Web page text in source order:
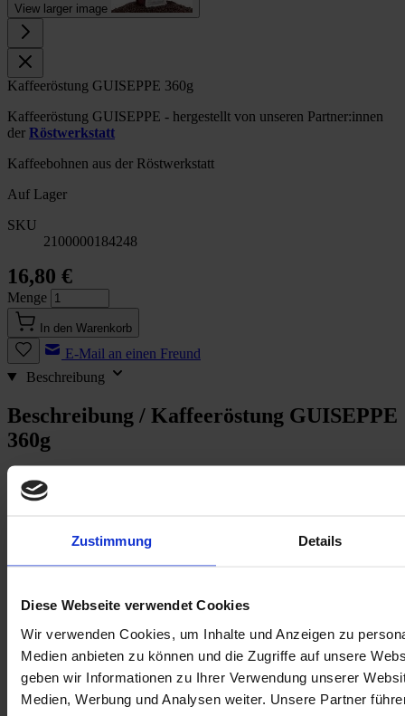
Zustimmung Details
Diese Webseite verwendet Cookies
Wir verwenden Cookies, um Inhalte und Anzeigen zu
Medien anbieten zu können und die Zugriffe auf unsere
geben wir Informationen zu Ihrer Verwendung unserer
Medien, Werbung und Analysen weiter. Unsere Partner
View larger image
Kaffeeröstung GUISEPPE 360g
Kaffeeröstung GUISEPPE - hergestellt von unseren Partner:innen
der Röstwerkstatt
Kaffeebohnen aus der Röstwerkstatt
Auf Lager
SKU
2100000184248
16,80 €
Menge
In den Warenkorb
E-Mail an einen Freund
Beschreibung
Beschreibung / Kaffeeröstung GUISEPPE
360g
Guiseppe, Espresso
Geschmack: mit kräftig schokoladigen Aromen
Mahlgrad: ganze Bohne
Zubereitung: Siebträger, Vollautomat, Mokka
Guiseppe ist so wie man sich einen echten Italiener vorstellt: Er geht
die Dinge temperamentvoll, aufbrausend aber auch mit viel, viel